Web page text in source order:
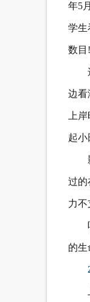
年5
学生
数
边看
上
起小
过的
力不
的生